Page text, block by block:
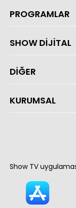
PROGRAMLAR
SHOW DİJİTAL
DİĞER
KURUMSAL
Show TV